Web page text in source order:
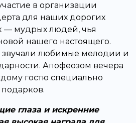
в организации
для наших дорогих
— мудрых людей, чья
нашего настоящего.
звучали любимые мелодии и
Апофеозом вечера
гостю специально
глаза и искренние